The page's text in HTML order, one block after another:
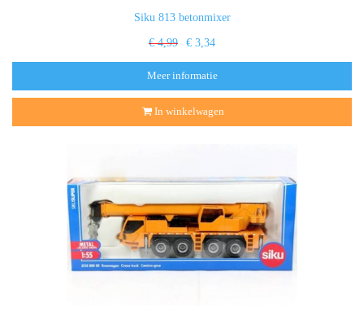
Siku 813 betonmixer
€ 4,99 € 3,34
Meer informatie
In winkelwagen